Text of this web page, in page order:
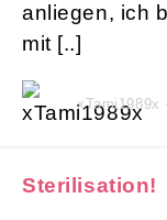
anliegen, ich
mit [..]
xTami1989x
Sterilisation!